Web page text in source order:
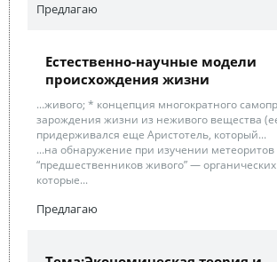
Предлагаю
Естественно-научные модели
происхождения жизни
...живого; * концепция многократного
зарождения жизни из неживого вещества
придерживался еще Аристотель, который...
...на обнаружение при изучении метеоритов
“предшественников живого” —
которые...
Предлагаю